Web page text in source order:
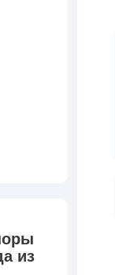
из